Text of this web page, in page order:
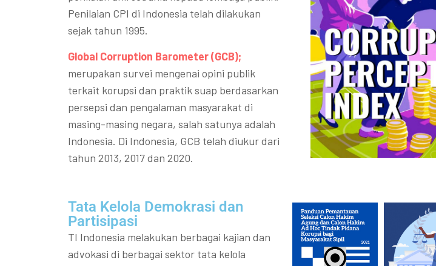
Penilaian CPI di Indonesia telah dilakukan
sejak tahun 1995.
Global Corruption Barometer (GCB);
merupakan survei mengenai opini publik
terkait korupsi dan praktik suap berdasarkan
persepsi dan pengalaman masyarakat di
masing-masing negara, salah satunya adalah
Indonesia. Di Indonesia, GCB telah diukur dari
tahun 2013, 2017 dan 2020.
Tata Kelola Demokrasi dan
Partisipasi​
TI Indonesia melakukan berbagai kajian dan
advokasi di berbagai sektor tata kelola